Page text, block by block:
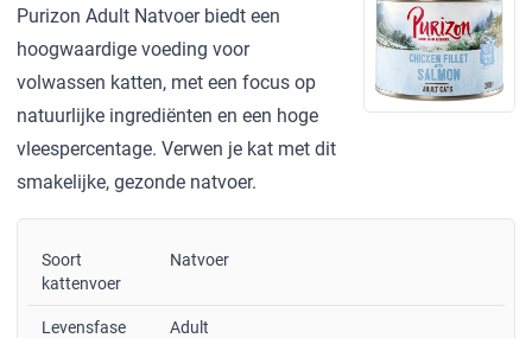
Purizon Adult Natvoer biedt een
hoogwaardige voeding voor
volwassen katten, met een focus op
natuurlijke ingrediënten en een hoge
vleespercentage. Verwen je kat met dit
smakelijke, gezonde natvoer.
Soort
kattenvoer
Natvoer
Levensfase Adult